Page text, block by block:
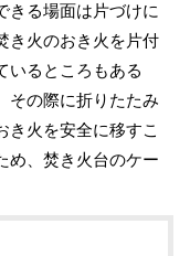
る場面は片づけに
き火のおき火を片付
いるところもある
その際に折りたたみ
き火を安全に移すこ
め、焚き火台のケー